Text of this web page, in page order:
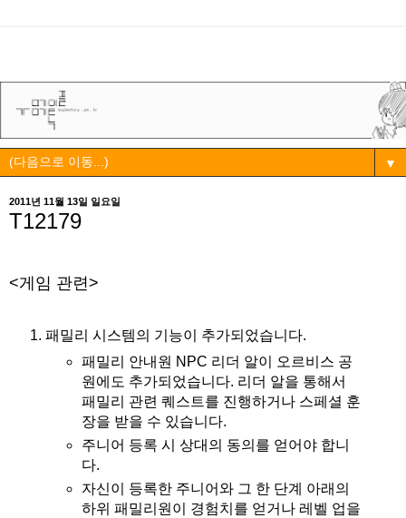
▼
2011년 11월 13일 일요일
T12179
<게임 관련>
패밀리 시스템의 기능이 추가되었습니다.
패밀리 안내원 NPC 리더 알이 오르비스 공
원에도 추가되었습니다. 리더 알을 통해서
패밀리 관련 퀘스트를 진행하거나 스페셜 훈
장을 받을 수 있습니다.
주니어 등록 시 상대의 동의를 얻어야 합니
다.
자신이 등록한 주니어와 그 한 단계 아래의
하위 패밀리원이 경험치를 얻거나 레벨 업을